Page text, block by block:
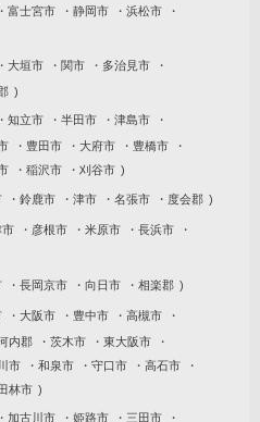
富士宮市 静岡市
浜松市
大垣市 関市
多治見市
知立市 半田市
津島市
豊田市 大府市
豊橋市
稲沢市 刈谷市
鈴鹿市 津市 名張市 度会郡
市 彦根市 米原市
長浜市
長岡京市 向日市 相楽郡
大阪市 豊中市
高槻市
内郡 茨木市
東大阪市
市 和泉市 守口市
高石市
林市
加古川市 姫路市
三田市